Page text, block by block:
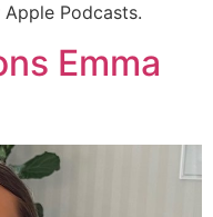
Podcasts.
Emma